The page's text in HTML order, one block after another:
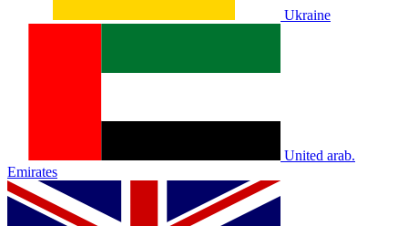
Ukraine
United arab.
Emirates